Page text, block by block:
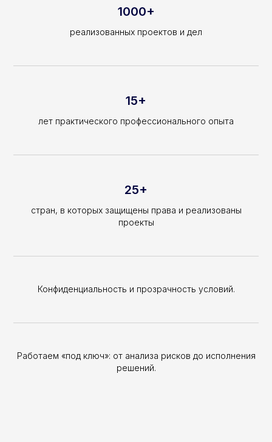
1000+
реализованных проектов и дел
15+
лет практического профессионального опыта
25+
стран, в которых защищены права и реализованы
проекты
Конфиденциальность и прозрачность условий.
Работаем «под ключ»: от анализа рисков до исполнения
решений.